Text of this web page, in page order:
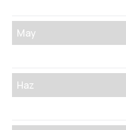
May
Haz